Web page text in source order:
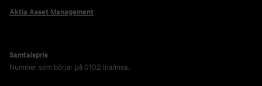
Aktia Asset Management
Samtalspris
Nummer som börjar på 0102: lna/msa.